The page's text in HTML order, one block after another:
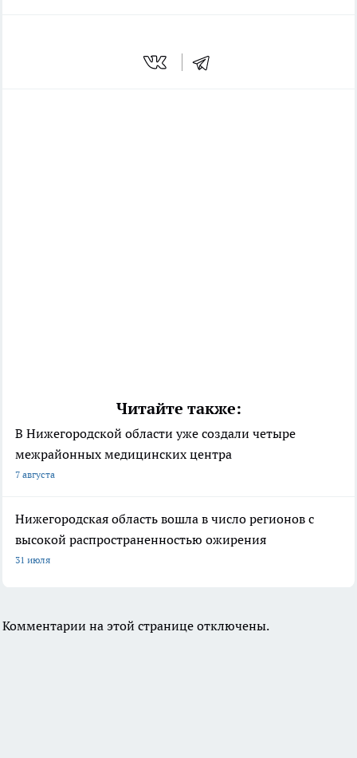
Читайте также:
В Нижегородской области уже создали четыре
межрайонных медицинских центра
7 августа
Нижегородская область вошла в число регионов с
высокой распространенностью ожирения
31 июля
Комментарии на этой странице отключены.